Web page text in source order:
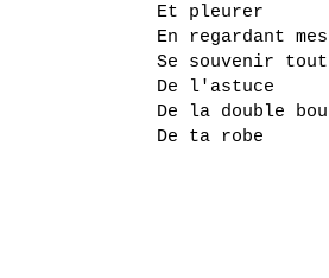
Et pleurer
En regardant
Se souvenir
De l'astuce
De la double
De ta robe